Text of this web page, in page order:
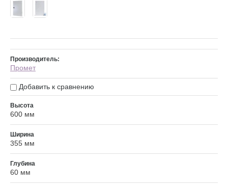
Производитель:
Промет
Добавить к сравнению
Высота
600 мм
Ширина
355 мм
Глубина
60 мм